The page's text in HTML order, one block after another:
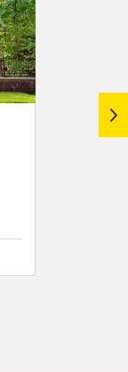
ID 3778